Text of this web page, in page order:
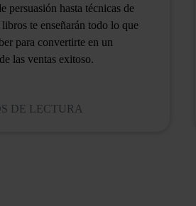
persuasión hasta técnicas de
libros te enseñarán todo lo que
para convertirte en un
las ventas exitoso.
DE LECTURA